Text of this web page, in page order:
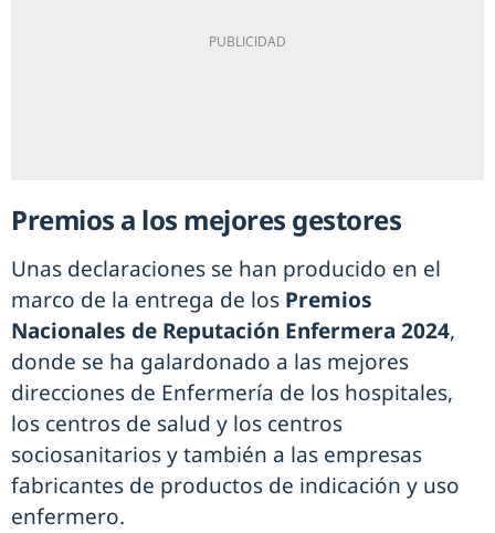
Premios a los mejores gestores
Unas declaraciones se han producido en el
marco de la entrega de los Premios
Nacionales de Reputación Enfermera 2024,
donde se ha galardonado a las mejores
direcciones de Enfermería de los hospitales,
los centros de salud y los centros
sociosanitarios y también a las empresas
fabricantes de productos de indicación y uso
enfermero.